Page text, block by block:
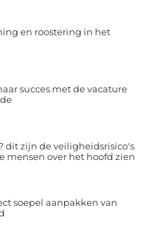
en roostering in het
succes met de vacature
dit zijn de veiligheidsrisico's
mensen over het hoofd zien
soepel aanpakken van